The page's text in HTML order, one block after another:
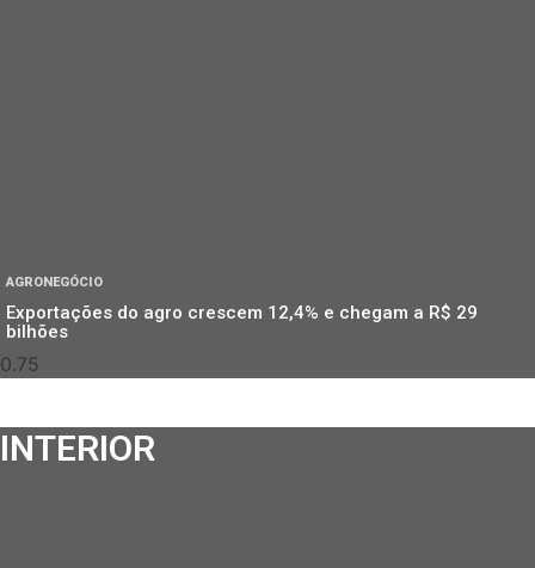
AGRONEGÓCIO
Exportações do agro crescem 12,4% e chegam a R$ 29
bilhões
INTERIOR